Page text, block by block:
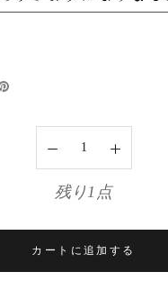
残り1点
カートに追加する